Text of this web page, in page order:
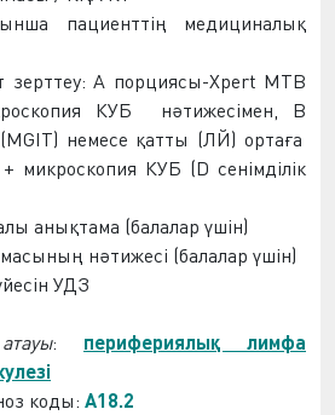
пациенттің медициналық
А порциясы-Xpert MTB
КУБ нәтижесімен, В
немесе қатты (ЛЙ) ортаға
+ микроскопия КУБ (D сенімділік
анықтама (балалар үшін)
нәтижесі (балалар үшін)
УДЗ
: перифериялық лимфа
коды: A18.2